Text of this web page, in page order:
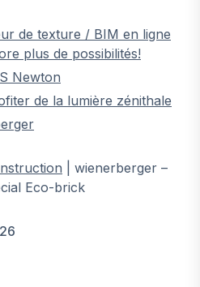
de texture / BIM en ligne
plus de possibilités!
Newton
de la lumière zénithale
wienerberger –
Eco-brick